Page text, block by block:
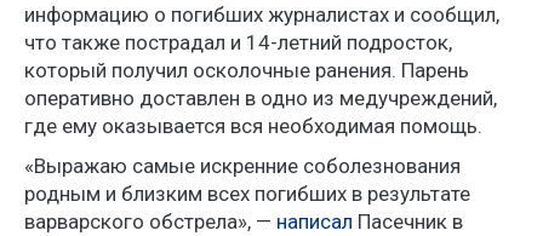
информацию о погибших журналистах и сообщил,
что также пострадал и 14-летний подросток,
который получил осколочные ранения. Парень
оперативно доставлен в одно из медучреждений,
где ему оказывается вся необходимая помощь.
«Выражаю самые искренние соболезнования
родным и близким всех погибших в результате
варварского обстрела», — написал Пасечник в